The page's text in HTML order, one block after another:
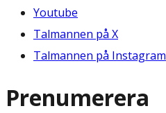
Youtube
Talmannen på X
Talmannen på Instagram
Prenumerera